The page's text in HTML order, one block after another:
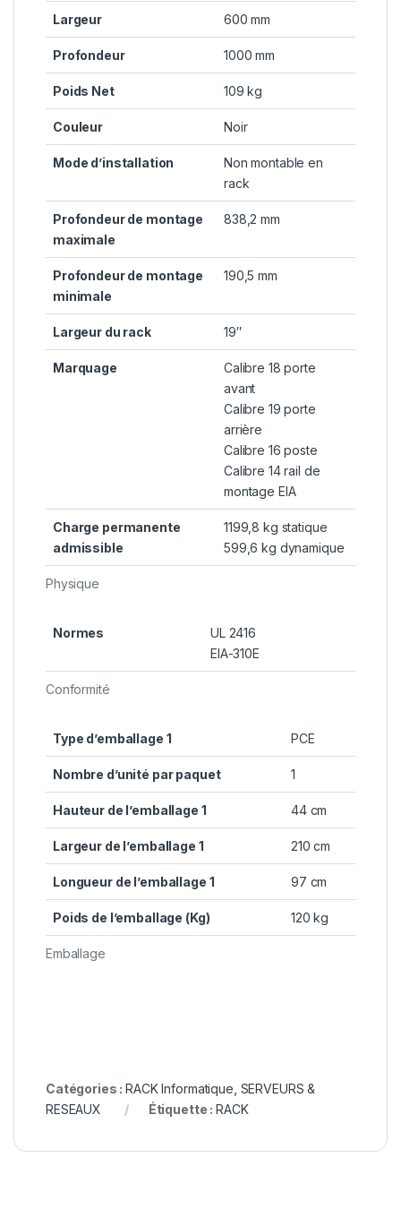
Physique
Largeur 600 mm
Profondeur 1000 mm
Poids Net 109 kg
Couleur Noir
Mode d’installation
Non montable en
rack
Profondeur de montage
maximale
838,2 mm
Profondeur de montage
minimale
190,5 mm
Largeur du rack 19″
Marquage
Calibre 18 porte
avant
Calibre 19 porte
arrière
Calibre 16 poste
Calibre 14 rail de
montage EIA
Charge permanente
admissible
1199,8 kg statique
599,6 kg dynamique
Conformité
Normes
UL 2416
EIA-310E
Emballage
Type d’emballage 1 PCE
Nombre d’unité par paquet 1
Hauteur de l’emballage 1 44 cm
Largeur de l’emballage 1 210 cm
Longueur de l’emballage 1 97 cm
Poids de l’emballage (Kg) 120 kg
Catégories :RACK Informatique SERVEURS &
RESEAUX
Étiquette :RACK